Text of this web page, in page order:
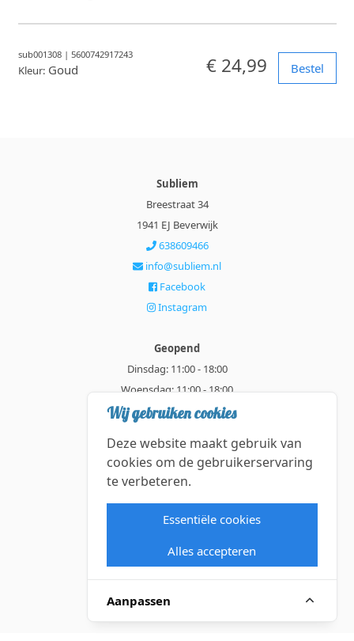
sub001308| 5600742917243
Kleur: Goud € 24,99 Bestel
Subliem
Breestraat 34
1941 EJ Beverwijk
638609466
info@subliem.nl
Facebook
Instagram
Geopend
Dinsdag: 11:00 - 18:00
Woensdag: 11:00 - 18:00
Donderdag: 11:00 - 21:00
Zaterdag: 11:00 - 18:00
Alle getoonde prijzen zijn incl. BTW.
©2026 Subliem — All rights reserved.
Wij gebruiken cookies
Deze website maakt gebruik van
cookies om de gebruikerservaring
te verbeteren.
Essentiële cookies
Alles accepteren
Aanpassen